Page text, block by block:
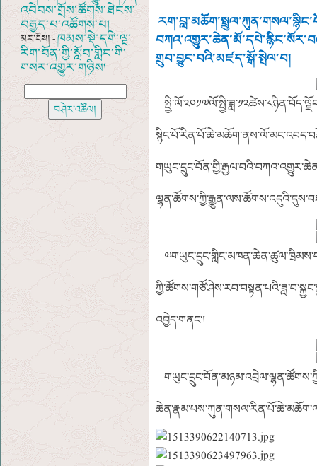
འབེབས་གྲོས་ཚོགས་ཐེངས་
བརྒྱད་པ་འཚོགས་པ།
མར་ངོས། -ཁམས་སྡེ་དགེ་ལྔ་
རིག་བོན་གྱི་སློབ་གླིང་གི་
གསར་འགྱུར་གཉིས།
གྲུབ་བྱུང་བའི་མཛད་སྒོ་སྤེལ་བ།
འབྱེད་གནང་།